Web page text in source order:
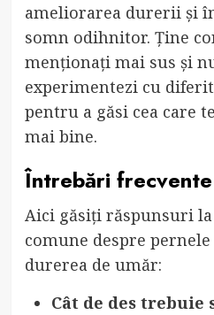
ameliorarea durerii și
somn odihnitor. Ține
menționați mai sus și
experimentezi cu
pentru a găsi cea care
mai bine.
Întrebări frecvente
Aici găsiți răspunsuri
comune despre
durerea de umăr:
Cât de des trebuie